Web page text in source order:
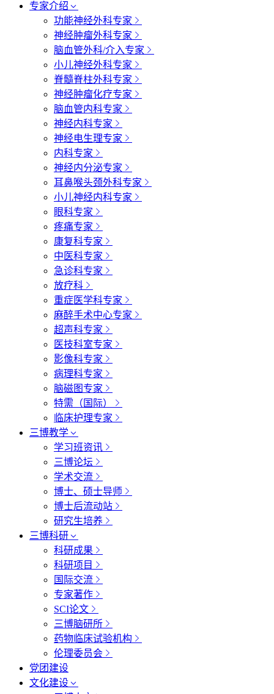
专家介绍
功能神经外科专家
神经肿瘤外科专家
脑血管外科/介入专家
小儿神经外科专家
脊髓脊柱外科专家
神经肿瘤化疗专家
脑血管内科专家
神经内科专家
神经电生理专家
内科专家
神经内分泌专家
耳鼻喉头颈外科专家
小儿神经内科专家
眼科专家
疼痛专家
康复科专家
中医科专家
急诊科专家
放疗科
重症医学科专家
麻醉手术中心专家
超声科专家
医技科室专家
影像科专家
病理科专家
脑磁图专家
特需（国际）
临床护理专家
三博教学
学习班资讯
三博论坛
学术交流
博士、硕士导师
博士后流动站
研究生培养
三博科研
科研成果
科研项目
国际交流
专家著作
SCI论文
三博脑研所
药物临床试验机构
伦理委员会
党团建设
文化建设